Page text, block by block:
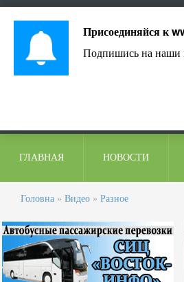
ГЛАВНАЯ НОВОСТИ
Головна » Видео » Разное
Присоединяйся к
Подпишись на наши